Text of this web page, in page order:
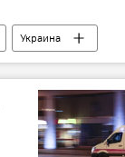
Украина